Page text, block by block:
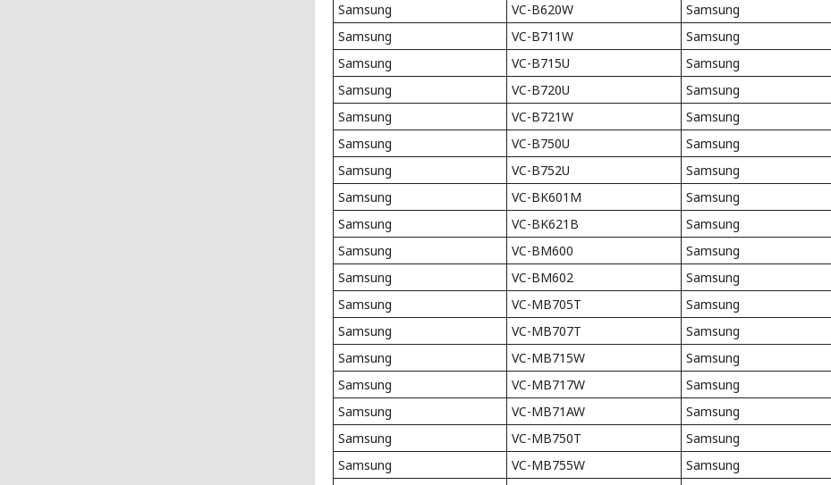
Samsung
VC-B620W Samsung
Samsung
VC-B711W Samsung
Samsung
VC-B715U Samsung
Samsung
VC-B720U Samsung
Samsung
VC-B721W Samsung
Samsung
VC-B750U Samsung
Samsung
VC-B752U Samsung
Samsung
VC-BK601M Samsung
Samsung
VC-BK621B Samsung
Samsung
VC-BM600 Samsung
Samsung
VC-BM602 Samsung
Samsung
VC-MB705T Samsung
Samsung
VC-MB707T Samsung
Samsung
VC-MB715W Samsung
Samsung
VC-MB717W Samsung
Samsung
VC-MB71AW Samsung
Samsung
VC-MB750T Samsung
Samsung
VC-MB755W Samsung